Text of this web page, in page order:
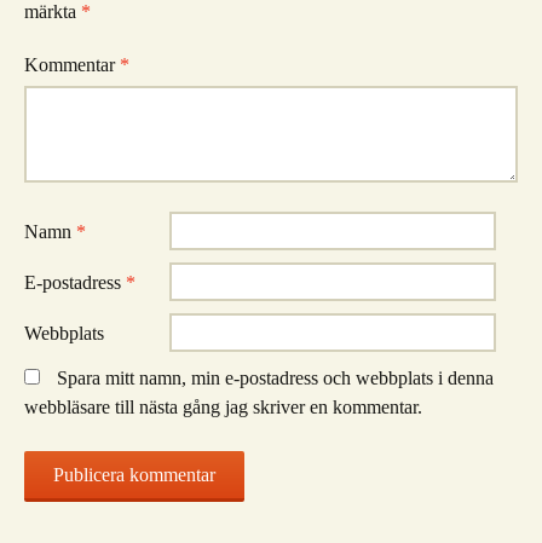
märkta *
Kommentar *
Namn *
E-postadress *
Webbplats
Spara mitt namn, min e-postadress och webbplats i denna
webbläsare till nästa gång jag skriver en kommentar.